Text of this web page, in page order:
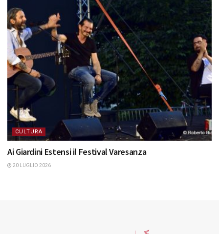
CULTURA
Ai Giardini Estensi il Festival Varesanza
20 LUGLIO 2026